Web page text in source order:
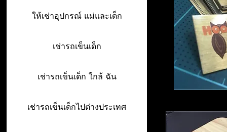
ให้เช่าอุปกรณ์ แม่และเด็ก
เช่ารถเข็นเด็ก
เช่ารถเข็นเด็ก ใกล้ ฉัน
เช่ารถเข็นเด็กไปต่างประเทศ